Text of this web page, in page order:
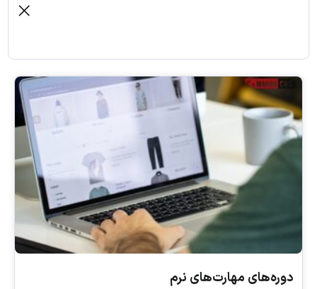
مدیریت محصول، قلب تپنده هر کسب‌وکاری است که محصول یا خدمتی را ارائه
دوره‌های مهارت‌های نرم